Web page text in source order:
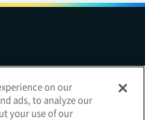
規約明治グループのDX
on our
ads, to analyze our
your use of our